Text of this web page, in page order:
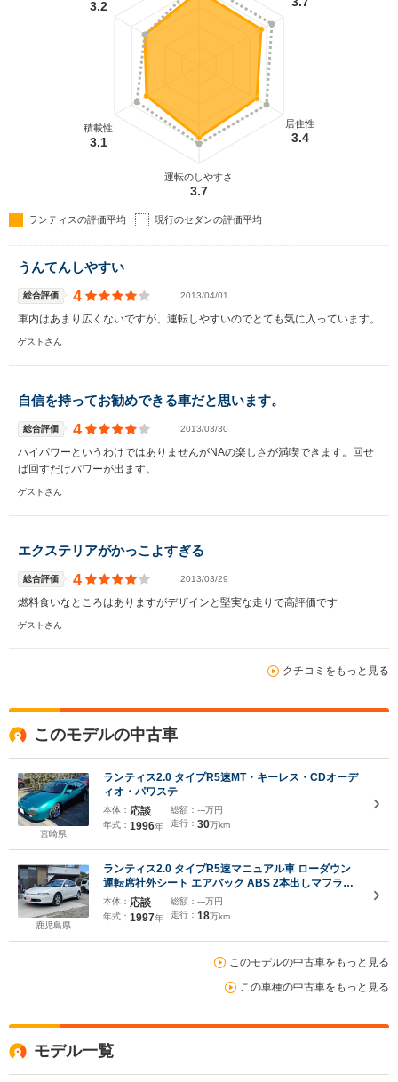
居住性
3.4
運転のしやすさ
3.7
積載性
3.1
3.2
ランティスの評価平均 現行のセダンの評価平均
うんてんしやすい
総合評価 4 2013/04/01
車内はあまり広くないですが、運転しやすいのでとても気に入っています。
ゲストさん
自信を持ってお勧めできる車だと思います。
総合評価 4 2013/03/30
ハイパワーというわけではありませんがNAの楽しさが満喫できます。回せ
ば回すだけパワーが出ます。
ゲストさん
エクステリアがかっこよすぎる
総合評価 4 2013/03/29
燃料食いなところはありますがデザインと堅実な走りで高評価です
ゲストさん
クチコミをもっと見る
このモデルの中古車
宮崎県
ランティス2.0 タイプR5速MT・キーレス・CDオーデ
ィオ・パワステ
本体： 応談
年式： 1996年
総額： ---万円
走行： 30万km
鹿児島県
ランティス2.0 タイプR5速マニュアル車 ローダウン
運転席社外シート エアバック ABS 2本出しマフラー
アルミホイール
本体： 応談
年式： 1997年
総額： ---万円
走行： 18万km
このモデルの中古車をもっと見る
この車種の中古車をもっと見る
モデル一覧